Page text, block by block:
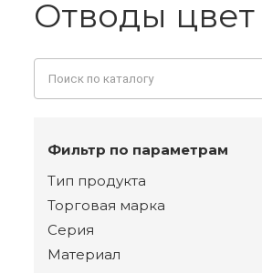
Отводы
Фильтр по параметрам
Тип продукта
Торговая марка
Серия
Материал